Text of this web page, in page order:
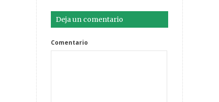
Deja un comentario
Comentario